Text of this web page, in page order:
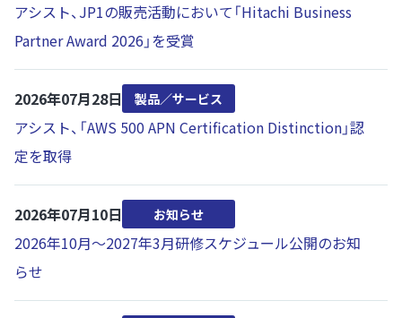
アシスト、JP1の販売活動において「Hitachi Business
Partner Award 2026」を受賞
2026年07月28日 製品／サービス
アシスト、「AWS 500 APN Certification Distinction」認
定を取得
2026年07月10日 お知らせ
2026年10月～2027年3月研修スケジュール公開のお知
らせ